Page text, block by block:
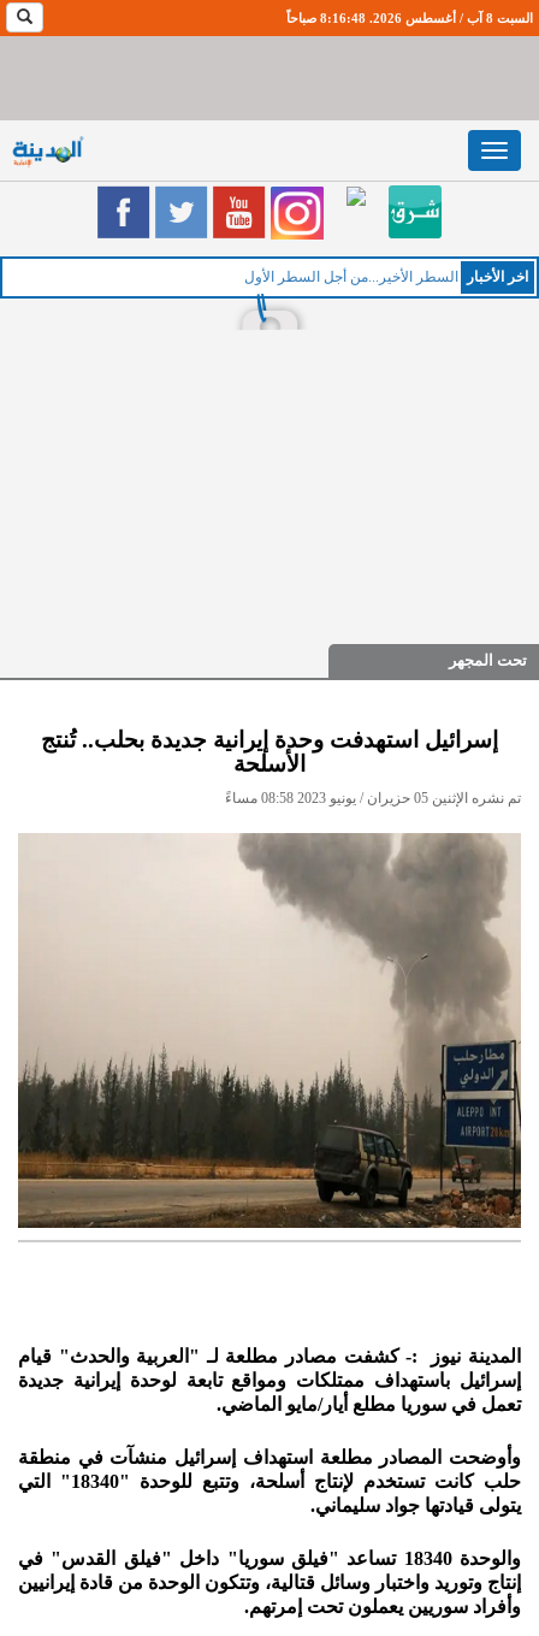
السبت 8 آب / أغسطس 2026. 8:16:49 صباحاً
Toggle
navigation
اخر اﻷخبار الخ
تحت المجهر
إسرائيل استهدفت وحدة إيرانية جديدة بحلب.. تُنتج
الأسلحة
تم نشره الإثنين 05 حزيران / يونيو 2023 08:58 مساءً
المدينة نيوز :- كشفت مصادر مطلعة لـ "العربية والحدث" قيام
إسرائيل باستهداف ممتلكات ومواقع تابعة لوحدة إيرانية جديدة
تعمل في سوريا مطلع أيار/مايو الماضي.
وأوضحت المصادر مطلعة استهداف إسرائيل منشآت في منطقة
حلب كانت تستخدم لإنتاج أسلحة، وتتبع للوحدة "18340" التي
يتولى قيادتها جواد سليماني.
والوحدة 18340 تساعد "فيلق سوريا" داخل "فيلق القدس" في
إنتاج وتوريد واختبار وسائل قتالية، وتتكون الوحدة من قادة إيرانيين
وأفراد سوريين يعملون تحت إمرتهم.